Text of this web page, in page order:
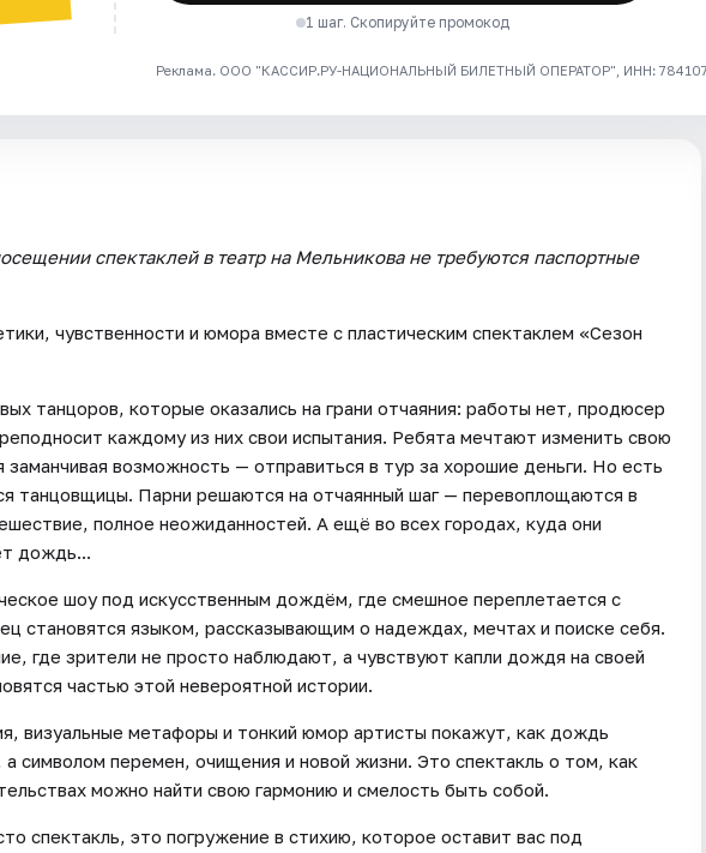
1 шаг. Скопируйте промокод
Реклама. ООО "КАССИР.РУ-НАЦИОНАЛЬНЫЙ БИЛЕТНЫЙ ОПЕРАТОР", ИНН:
спектаклей в театр на Мельникова не требуются паспортные
чувственности и юмора вместе с пластическим спектаклем «Сезон
танцоров, которые оказались на грани отчаяния: работы нет, продюсер
каждому из них свои испытания. Ребята мечтают изменить свою
возможность — отправиться в тур за хорошие деньги. Но есть
танцовщицы. Парни решаются на отчаянный шаг — перевоплощаются в
полное неожиданностей. А ещё во всех городах, куда они
дождь...
шоу под искусственным дождём, где смешное переплетается с
становятся языком, рассказывающим о надеждах, мечтах и поиске себя.
где зрители не просто наблюдают, а чувствуют капли дождя на своей
частью этой невероятной истории.
визуальные метафоры и тонкий юмор артисты покажут, как дождь
а символом перемен, очищения и новой жизни. Это спектакль о том, как
можно найти свою гармонию и смелость быть собой.
спектакль, это погружение в стихию, которое оставит вас под